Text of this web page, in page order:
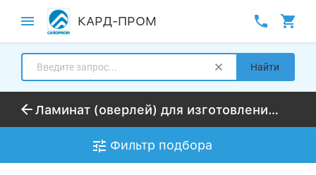
КАРД-ПРОМ
Найти
Ламинат (оверлей) для изготовления пластиковых карт
Фильтр подбора